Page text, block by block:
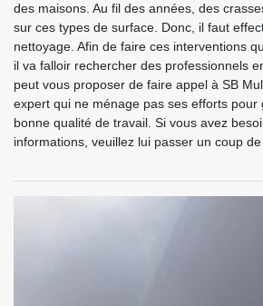
des maisons. Au fil des années, des
sur ces types de surface. Donc, il faut
nettoyage. Afin de faire ces interventions
il va falloir rechercher des professionnels
peut vous proposer de faire appel à SB
expert qui ne ménage pas ses efforts pour
bonne qualité de travail. Si vous avez
informations, veuillez lui passer un coup de